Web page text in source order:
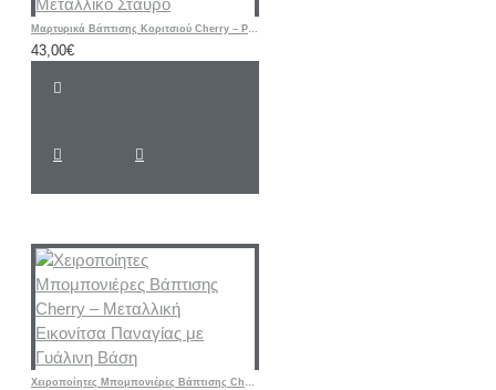
Μαρτυρικά Βάπτισης Κοριτσιού Cherry – Ροζ & Μπεζ Βραχιόλια με Δερμάτινο Κορδόνι και Μεταλλικό Σταυρό
43,00€
Χειροποίητες Μπομπονιέρες Βάπτισης Cherry – Μεταλλική Εικονίτσα Παναγίας με Γυάλινη Βάση